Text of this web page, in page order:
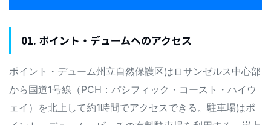
01. ポイント・デュームへのアクセス
ポイント・デューム州立自然保護区はロサンゼルス中心部
から国道1号線（PCH：パシフィック・コースト・ハイウ
ェイ）を北上して約1時間でアクセスできる。駐車場はポ